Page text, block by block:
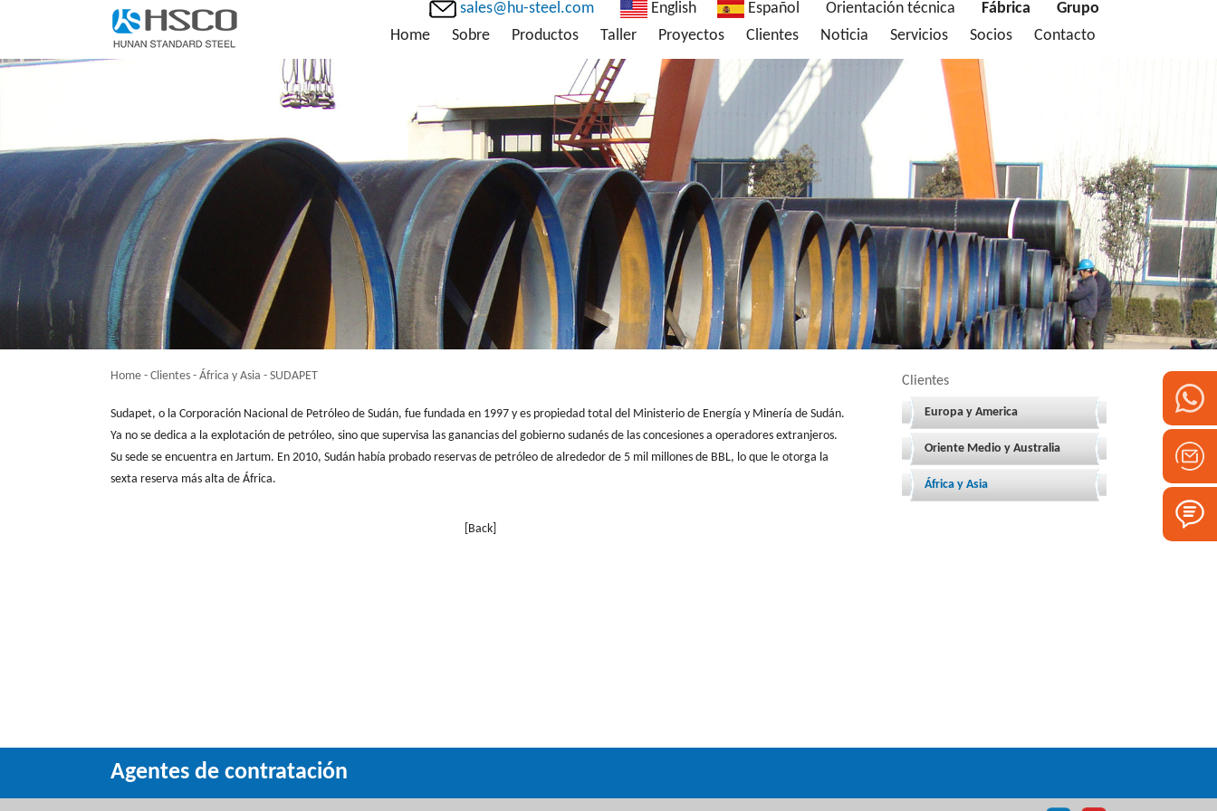
sales@hu-steel.com English Español Orientación técnica Fábrica
Grupo
Home
Sobre Productos Taller Proyectos Clientes Noticia Servicios Socios Contacto
Clientes
Europa y America
Oriente Medio y Australia
África y Asia
Home - Clientes - África y Asia - SUDAPET
Sudapet, o la Corporación Nacional de Petróleo de Sudán, fue fundada en 1997 y es propiedad total del Ministerio de Energía y Minería de Sudán.
Ya no se dedica a la explotación de petróleo, sino que supervisa las ganancias del gobierno sudanés de las concesiones a operadores extranjeros.
Su sede se encuentra en Jartum. En 2010, Sudán había probado reservas de petróleo de alrededor de 5 mil millones de BBL, lo que le otorga la
sexta reserva más alta de África.
[Back]
Agentes de contratación